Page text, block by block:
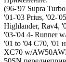
(96-'97 Supra
'01-'03 Prius, '02-
Highlander, Rav4,
'03-'04 4- Runner
'01 to '04 C70, '01
XC70 w/